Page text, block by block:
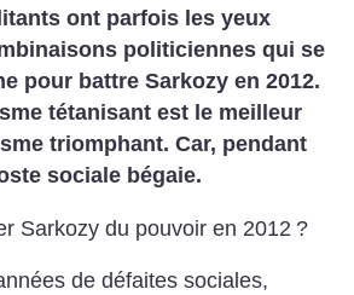
ont parfois les yeux
politiciennes qui se
pour battre Sarkozy en 2012.
tétanisant est le meilleur
triomphant. Car, pendant
sociale bégaie.
Sarkozy du pouvoir en 2012 ?
de défaites sociales,